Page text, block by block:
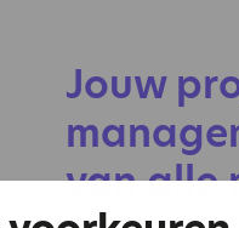
Jouw
van alle